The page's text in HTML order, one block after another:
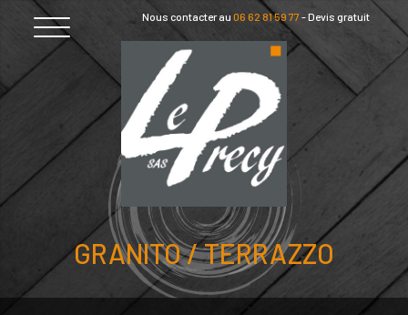
content
Nous contacter au 06 62 81 59 77-Devis gratuit
GRANITO / TERRAZZO